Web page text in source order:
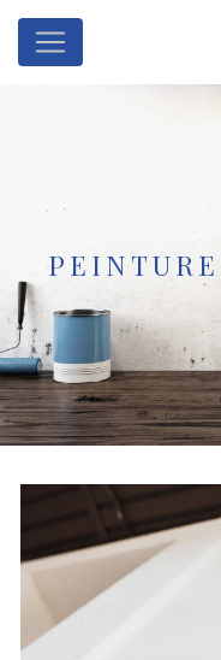
Panneau de gestion des